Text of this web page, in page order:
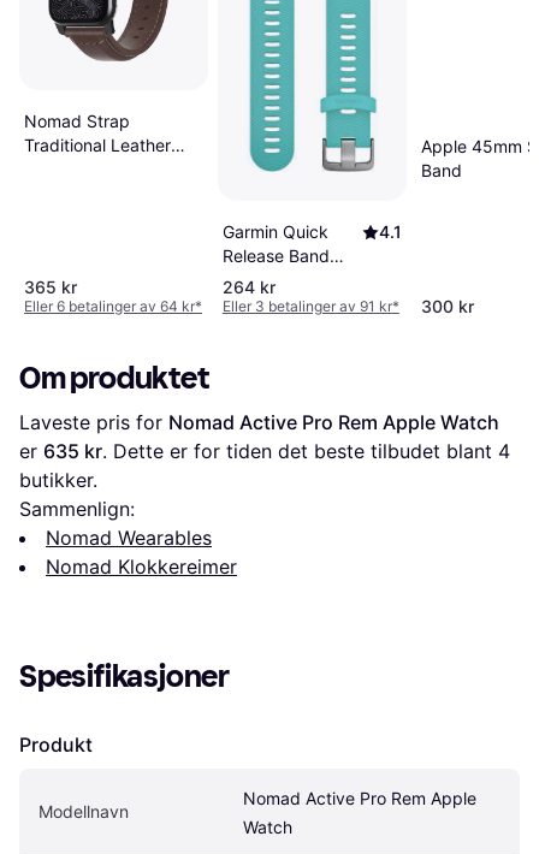
Nomad Strap
Traditional Leather
365 kr
Eller 6 betalinger av 64 kr*
Garmin Quick
Release Band
20mm
4.1
264 kr
Eller 3 betalinger av 91 kr*
Apple 45mm
Band
300 kr
Om produktet
Laveste pris for Nomad Active Pro Rem Apple Watch
er 635 kr. Dette er for tiden det beste tilbudet blant 4
butikker.
Sammenlign:
Nomad Wearables
Nomad Klokkereimer
Spesifikasjoner
Produkt
Modellnavn
Nomad Active Pro Rem Apple
Watch